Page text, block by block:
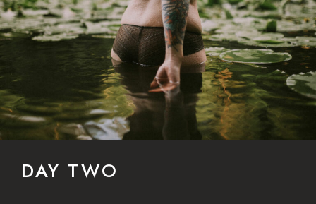
DAY TWO